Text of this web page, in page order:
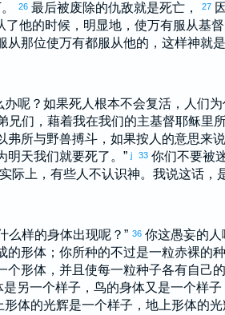
26 最后被废除的仇敌就是死亡， 27
了他的时候，明显地，使万有服从基督
那位使万有都服从他的，这样神就是
呢？如果死人根本不会复活，人们为
兄们，藉着我在我们的主基督耶稣里
弗所与野兽搏斗，如果按人的意思来
明天我们就要死了。” j 33 你们不要被
际上，有些人不认识神。我说这话，
么样的身体出现呢？” 36 你这愚妄的人
的形体；你所种的不过是一粒赤裸的
形体，并且使每一粒种子各有自己
另一个样子，鸟的身体又是一个样子
体的光辉是一个样子，地上形体的光